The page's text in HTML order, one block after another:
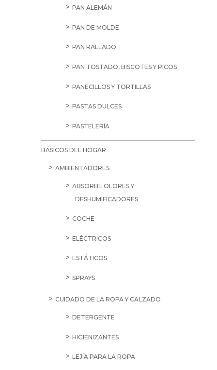
PAN ALEMÁN
PAN DE MOLDE
PAN RALLADO
PAN TOSTADO, BISCOTES Y PICOS
PANECILLOS Y TORTILLAS
PASTAS DULCES
PASTELERÍA
BÁSICOS DEL HOGAR
AMBIENTADORES
ABSORBE OLORES Y
DESHUMIFICADORES
COCHE
ELÉCTRICOS
ESTÁTICOS
SPRAYS
CUIDADO DE LA ROPA Y CALZADO
DETERGENTE
HIGIENIZANTES
LEJÍA PARA LA ROPA